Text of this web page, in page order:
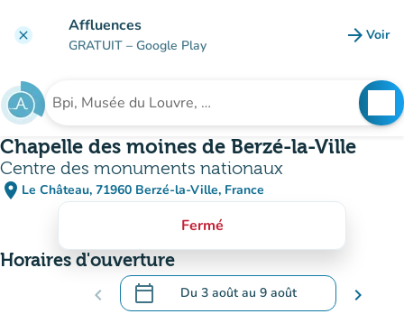
clear Affluences
GRATUIT – Google Play arrow_forward Voir
Rechercher un établissement
Chapelle des moines de Berzé-la-Ville
Centre des monuments nationaux
place Le Château, 71960 Berzé-la-Ville, France
(ouvrir dans Google Maps)
(nouvel onglet)
Fermé
Horaires d'ouverture
chevron_left calendar_today Du 3 aoûtau 9 août
.Ouvrir le calendrier pour changer de
chevron_right